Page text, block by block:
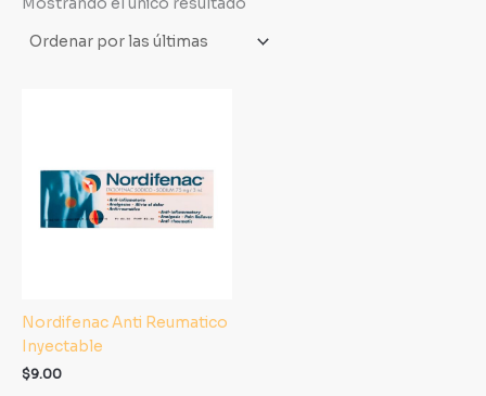
Mostrando el único resultado
Nordifenac Anti Reumatico
Inyectable
$9.00